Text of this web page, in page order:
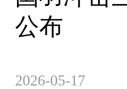
公布
2026-05-17